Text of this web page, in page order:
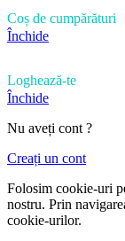
Coș de cumpărături
Închide
Loghează-te
Închide
Nu aveți cont ?
Creați un cont
Folosim cookie-uri
nostru. Prin
cookie-urilor.